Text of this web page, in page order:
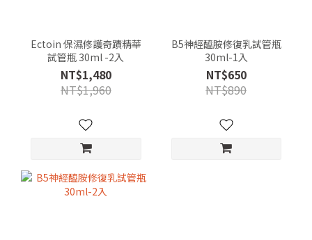
Ectoin 保濕修護奇蹟精華
試管瓶 30ml -2入
NT$1,480
NT$1,960
B5神經醯胺修復乳試管瓶
30ml-1入
NT$650
NT$890